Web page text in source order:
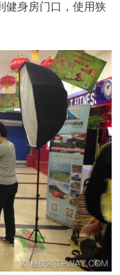
健身房门口，使用狭